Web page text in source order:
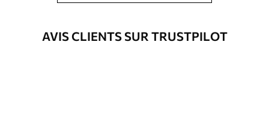
du tableau.
Matériaux disponibles
AVIS CLIENTS SUR TRUSTPILOT